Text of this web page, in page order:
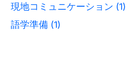
現地コミュニケーション (1)
語学準備 (1)